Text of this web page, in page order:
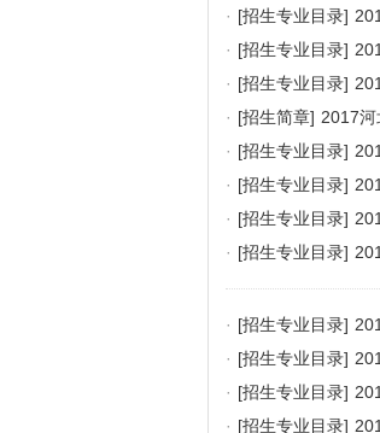
· [招生专业目录]
· [招生专业目录]
· [招生专业目录]
· [招生简章] 2017
· [招生专业目录]
科目
· [招生专业目录]
· [招生专业目录]
· [招生专业目录]
· [招生专业目录]
· [招生专业目录]
· [招生专业目录]
· [招生专业目录]